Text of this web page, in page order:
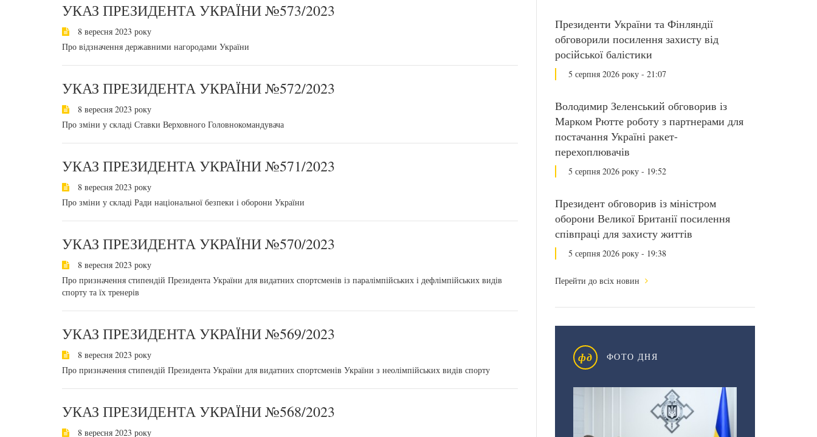
Президенти України та Фінляндії
обговорили посилення захисту від
російської балістики
5 серпня 2026 року - 21:07
Володимир Зеленський обговорив із
Марком Рютте роботу з партнерами для
постачання Україні ракет-
перехоплювачів
5 серпня 2026 року - 19:52
Президент обговорив із міністром
оборони Великої Британії посилення
співпраці для захисту життів
5 серпня 2026 року - 19:38
Перейти до всіх новин
фд ФОТО ДНЯ
УКАЗ ПРЕЗИДЕНТА УКРАЇНИ №573/2023
8 вересня 2023 року
Про відзначення державними нагородами України
УКАЗ ПРЕЗИДЕНТА УКРАЇНИ №572/2023
8 вересня 2023 року
Про зміни у складі Ставки Верховного Головнокомандувача
УКАЗ ПРЕЗИДЕНТА УКРАЇНИ №571/2023
8 вересня 2023 року
Про зміни у складі Ради національної безпеки і оборони України
УКАЗ ПРЕЗИДЕНТА УКРАЇНИ №570/2023
8 вересня 2023 року
Про призначення стипендій Президента України для видатних спортсменів із паралімпійських і дефлімпійських видів
спорту та їх тренерів
УКАЗ ПРЕЗИДЕНТА УКРАЇНИ №569/2023
8 вересня 2023 року
Про призначення стипендій Президента України для видатних спортсменів України з неолімпійських видів спорту
УКАЗ ПРЕЗИДЕНТА УКРАЇНИ №568/2023
8 вересня 2023 року